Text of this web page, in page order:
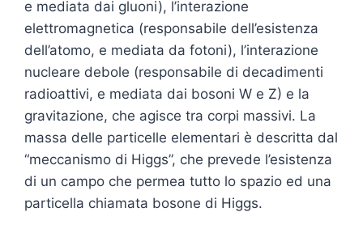
e mediata dai gluoni), l’interazione
elettromagnetica (responsabile dell’esistenza
dell’atomo, e mediata da fotoni), l’interazione
nucleare debole (responsabile di decadimenti
radioattivi, e mediata dai bosoni W e Z) e la
gravitazione, che agisce tra corpi massivi. La
massa delle particelle elementari è descritta dal
“meccanismo di Higgs”, che prevede l’esistenza
di un campo che permea tutto lo spazio ed una
particella chiamata bosone di Higgs.